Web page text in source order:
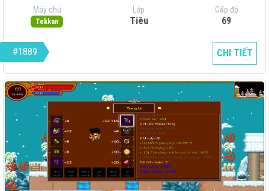
Máy chủ
Tekkan
Lớp
Tiêu
Cấp độ
69
#1889 CHI TIẾT